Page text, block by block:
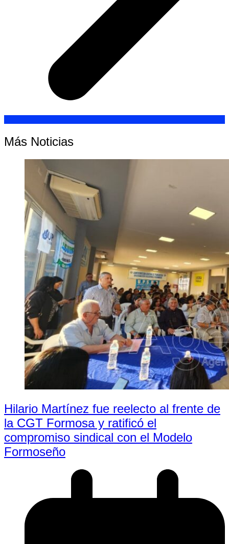
Más Noticias
Hilario Martínez fue reelecto al frente de
la CGT Formosa y ratificó el
compromiso sindical con el Modelo
Formoseño